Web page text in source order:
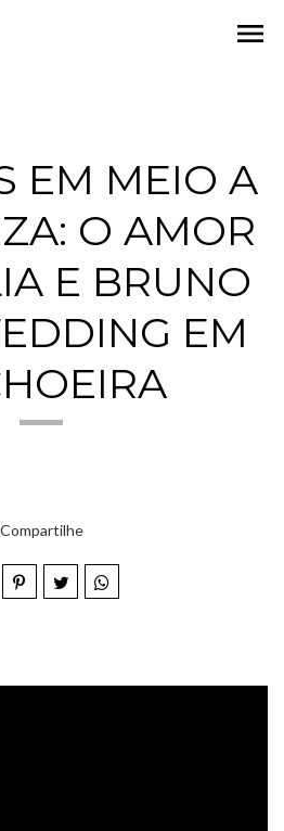
menu
EM MEIO A
O AMOR
E BRUNO
EM
Compartilhe